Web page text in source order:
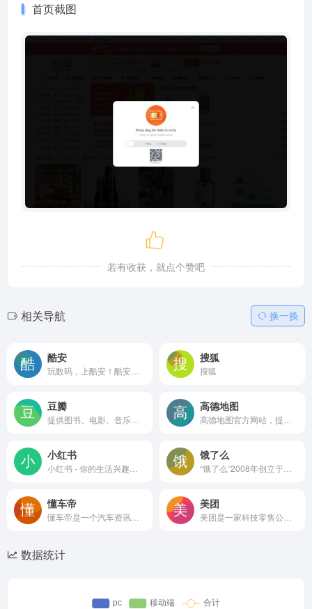
首页截图
若有收获，就点个赞吧
相关导航 换一换
酷安 搜狐
搜狐
豆瓣 高德地图
小红书 饿了么
懂车帝 美团
数据统计